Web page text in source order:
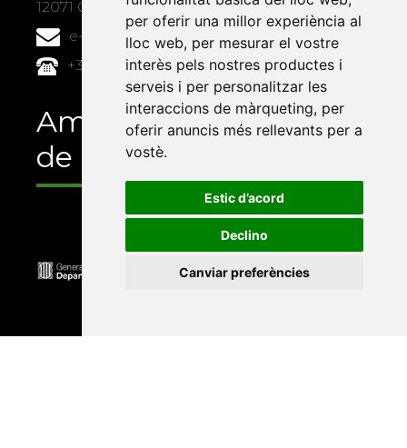
per oferir una millor experiència al
lloc web, per mesurar el vostre
interès pels nostres productes i
serveis i per personalitzar les
interaccions de màrqueting, per
oferir anuncis més rellevants per a
vostè.
Estic d’acord
Declino
Canviar preferències
12071 Castelló de la Plana
e-buc@vives.org
+34 964 72 89 93
Amb el suport
de